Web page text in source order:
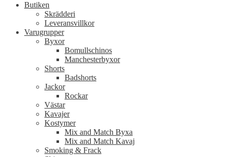
Butiken
Skrädderi
Leveransvillkor
Varugrupper
Byxor
Bomullschinos
Manchesterbyxor
Shorts
Badshorts
Jackor
Rockar
Västar
Kavajer
Kostymer
Mix and Match Byxa
Mix and Match Kavaj
Smoking & Frack